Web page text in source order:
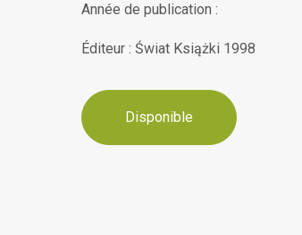
Année de publication :
Éditeur : Świat Książki 1998
Disponible